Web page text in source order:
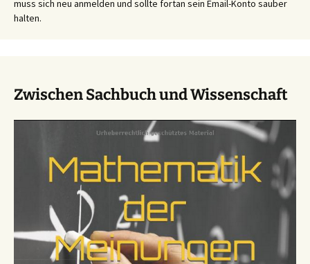
muss sich neu anmelden und sollte fortan sein Email-Konto sauber
halten.
Zwischen Sachbuch und Wissenschaft